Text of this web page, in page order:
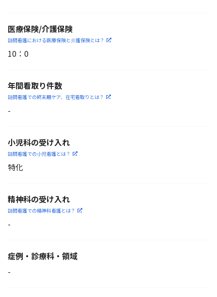
医療保険/介護保険
訪問看護における医療保険と介護保険とは？
10 ： 0
年間看取り件数
訪問看護での終末期ケア、 在宅看取りとは？
-
小児科の受け入れ
訪問看護での小児看護とは？
特化
精神科の受け入れ
訪問看護での精神科看護とは？
-
症例・診療科・ 領域
-